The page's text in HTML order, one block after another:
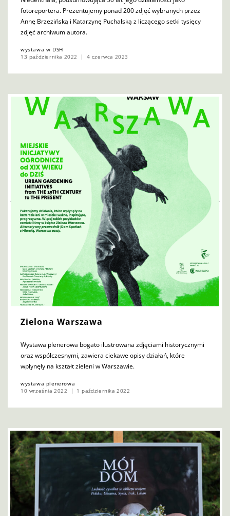
fotoreportera. Prezentujemy ponad 200 zdjęć wybranych przez
Annę Brzezińską i Katarzynę Puchalską z liczącego setki tysięcy
zdjęć archiwum autora.
wystawa w DSH
13 października 2022
4 czerwca 2023
Zielona Warszawa
Wystawa plenerowa bogato ilustrowana zdjęciami historycznymi
oraz współczesnymi, zawiera ciekawe opisy działań, które
wpłynęły na kształt zieleni w Warszawie.
wystawa plenerowa
10 września 2022
1 października 2022